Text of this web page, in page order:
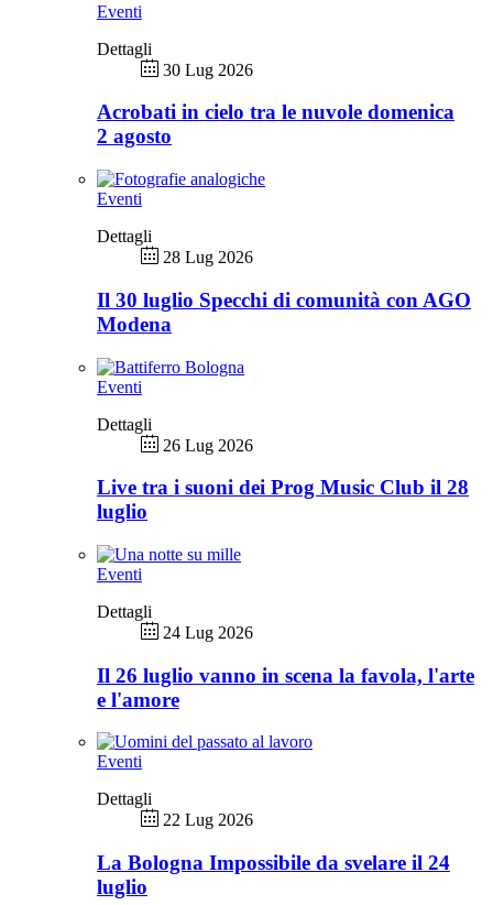
Eventi
Dettagli
30 Lug 2026
Acrobati in cielo tra le nuvole domenica
2 agosto
Eventi
Dettagli
28 Lug 2026
Il 30 luglio Specchi di comunità con AGO
Modena
Eventi
Dettagli
26 Lug 2026
Live tra i suoni dei Prog Music Club il 28
luglio
Eventi
Dettagli
24 Lug 2026
Il 26 luglio vanno in scena la favola, l'arte
e l'amore
Eventi
Dettagli
22 Lug 2026
La Bologna Impossibile da svelare il 24
luglio